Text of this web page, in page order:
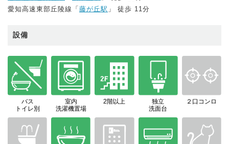
愛知高速東部丘陵線「 藤が丘駅 」 徒歩 11分
設備
バス
トイレ別
室内
洗濯機置場
2階以上
独立
洗面台
２口コンロ